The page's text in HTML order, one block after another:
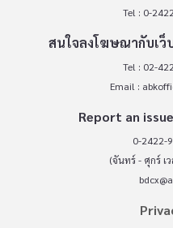
Tel : 0-
สนใจลงโฆษณากับเว็
Tel : 02-
Email :
Report an
0-2422-
(จันทร์ - ศุกร์ เ